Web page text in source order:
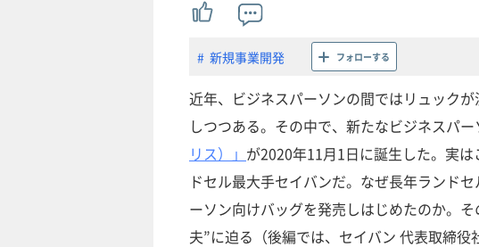
新規事業開発 フォローする
近年、ビジネスパーソンの間ではリュック
しつつある。その中で、新たなビジネスパー
リス）」 が2020年11月1日に誕生した。実
ドセル最大手セイバンだ。なぜ長年ランド
ーソン向けバッグを発売しはじめたのか。
夫”に迫る（後編では、セイバン 代表取締役